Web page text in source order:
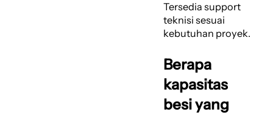
Tersedia support
teknisi sesuai
kebutuhan proyek.
Berapa
kapasitas
besi yang